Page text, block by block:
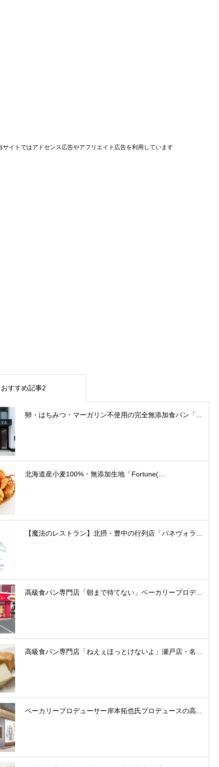
サイトではアドセンス広告やアフリエイト広告を利用しています
おすすめ記事2
卵・はちみつ・マーガリン不使用の完全無添加食パン「...
北海道産小麦100%・無添加生地「Fortune(...
【魔法のレストラン】北摂・豊中の行列店「パネヴォラ...
高級食パン専門店「朝まで待てない」ベーカリープロデ...
高級食パン専門店「ねえぇほっとけないよ」瀬戸店・名...
ベーカリープロデューサー岸本拓也氏プロデュースの高...